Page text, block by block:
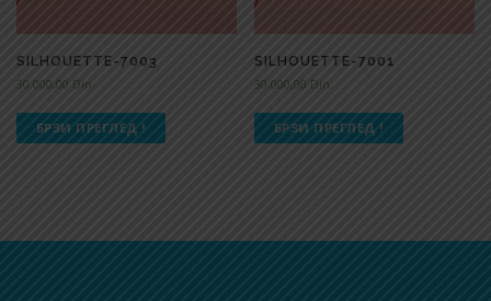
SILHOUETTE-7003
30.000,00 Din.
БРЗИ ПРЕГЛЕД !
SILHOUETTE-7001
30.000,00 Din.
БРЗИ ПРЕГЛЕД !